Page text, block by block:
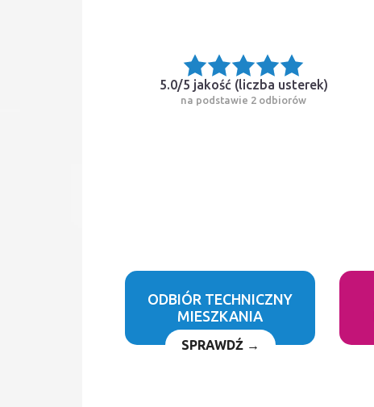
5.0/5 jakość (liczba usterek)
na podstawie 2 odbiorów
ODBIÓR TECHNICZNY
MIESZKANIA
SPRAWDŹ →